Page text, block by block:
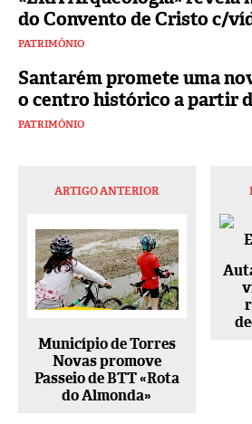
do Convento de Cristo c/
PATRIMÓNIO
Santarém promete uma
o centro histórico a partir
PATRIMÓNIO
ARTIGO ANTERIOR
Município de Torres
Novas promove
Passeio de BTT «Rota
do Almonda»